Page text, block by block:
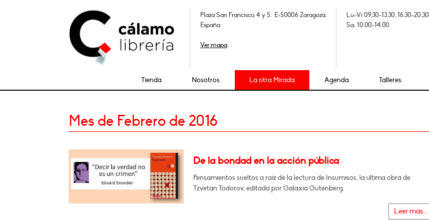
Plaza San Francisco, 4 y 5. E-50006 Zaragoza,
España
Ver mapa
Lu-Vi 09.30-13.30, 16.30-20.30
Sa: 10.00-14.00
Tienda Nosotros La otra Mirada Agenda Talleres
Mes de Febrero de 2016
De la bondad en la acción pública
Pensamientos sueltos a raíz de la lectura de Insumisos, la última obra de
Tzvetan Todorov, editada por Galaxia Gutenberg.
Leer más...